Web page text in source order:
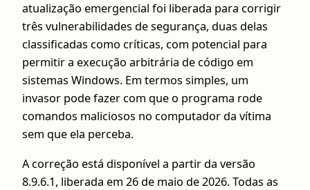
atualização emergencial foi liberada para corrigir
três vulnerabilidades de segurança, duas delas
classificadas como críticas, com potencial para
permitir a execução arbitrária de código em
sistemas Windows. Em termos simples, um
invasor pode fazer com que o programa rode
comandos maliciosos no computador da vítima
sem que ela perceba.
A correção está disponível a partir da versão
8.9.6.1, liberada em 26 de maio de 2026. Todas as